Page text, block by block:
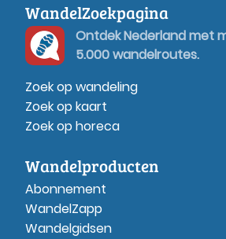
WandelZoekpagina
Ontdek Nederland met
5.000 wandelroutes.
Zoek op wandeling
Zoek op kaart
Zoek op horeca
Wandelproducten
Abonnement
WandelZapp
Wandelgidsen